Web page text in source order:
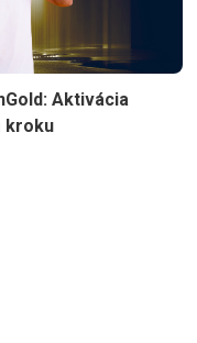
Aktivácia
kroku